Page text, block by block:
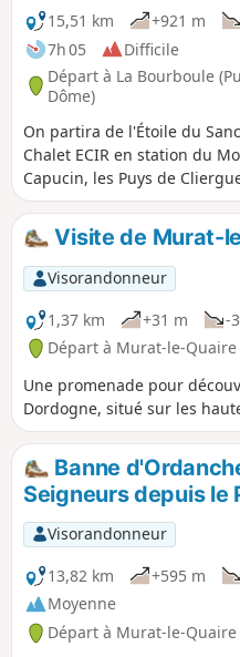
15,51 km
+921 m
7h 05
Difficile
Départ à La Bourboule
Dôme)
On partira de l'Étoile du
Chalet ECIR en station du
Capucin, les Puys de
Courre.
Visite de Murat-
Visorandonneur
1,37 km
+31 m -
Départ à Murat-le-Quaire
Une promenade pour
Dordogne, situé sur les
Banne
Seigneurs depuis le
Visorandonneur
13,82 km
+595 m
Moyenne
Départ à Murat-le-Quaire